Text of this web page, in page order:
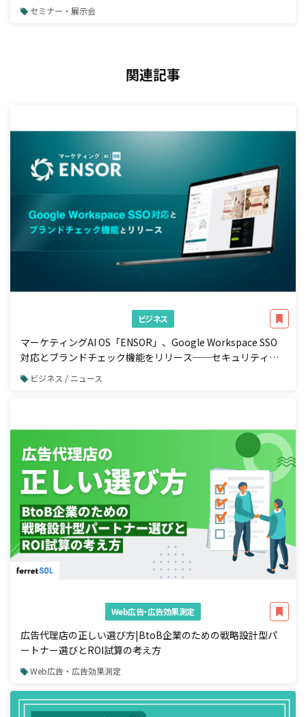
セミナー・展示会
関連記事
ビジネス
マーケティングAI OS「ENSOR」、Google Workspace SSO
対応とブランドチェック機能をリリース──セキュリティ強
化と広告配信前の自動コンプラ検知を一体で実現
ビジネス / ニュース
Web広告・広告効果測定
広告代理店の正しい選び方|BtoB企業のための戦略設計型パ
ートナー選びとROI試算の考え方
Web広告・広告効果測定